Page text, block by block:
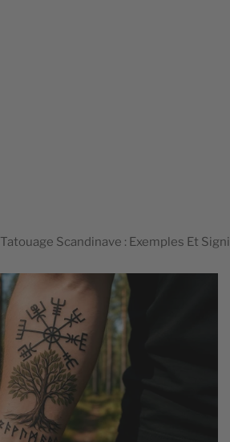
Tatouage Scandinave : Exemples Et